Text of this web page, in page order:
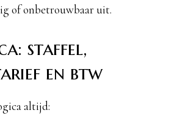
of onbetrouwbaar uit.
staffel,
en btw
altijd: